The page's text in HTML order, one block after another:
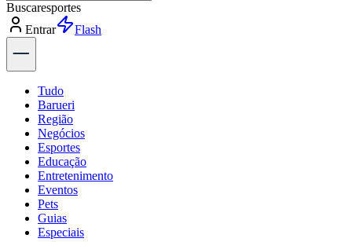
Buscarpolítica
Entrar
Explorar
Tudo
Barueri
Região
Negócios
Esportes
Educação
Entretenimento
Eventos
Pets
Guias
Especiais